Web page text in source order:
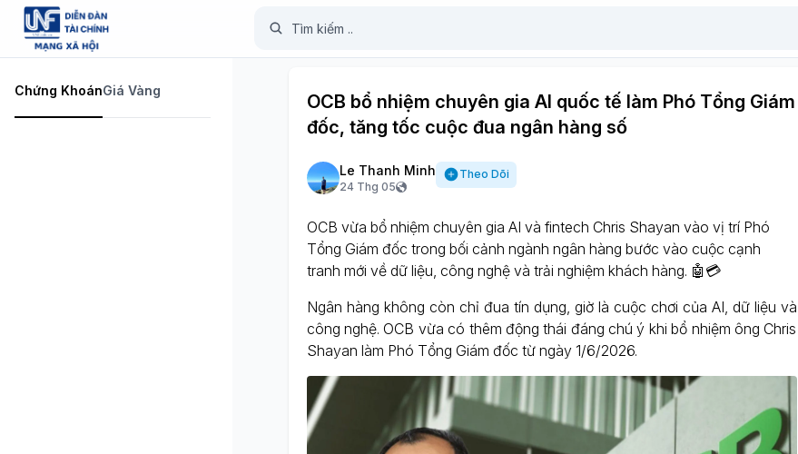
Chứng KhoánGiá Vàng
OCB bổ nhiệm chuyên gia AI quốc tế làm Phó Tổng Giám
đốc, tăng tốc cuộc đua ngân hàng số
Le Thanh Minh
24 Thg 05
Theo Dõi
OCB vừa bổ nhiệm chuyên gia AI và fintech Chris Shayan vào vị trí Phó
Tổng Giám đốc trong bối cảnh ngành ngân hàng bước vào cuộc cạnh
tranh mới về dữ liệu, công nghệ và trải nghiệm khách hàng. 🤖💳
Ngân hàng không còn chỉ đua tín dụng, giờ là cuộc chơi của AI, dữ liệu và
công nghệ. OCB vừa có thêm động thái đáng chú ý khi bổ nhiệm ông Chris
Shayan làm Phó Tổng Giám đốc từ ngày 1/6/2026.